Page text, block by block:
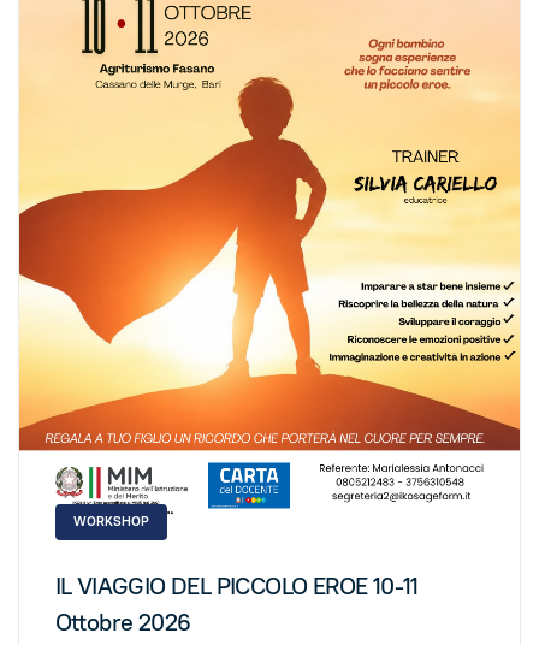
WORKSHOP
IL VIAGGIO DEL PICCOLO EROE 10-11
Ottobre 2026